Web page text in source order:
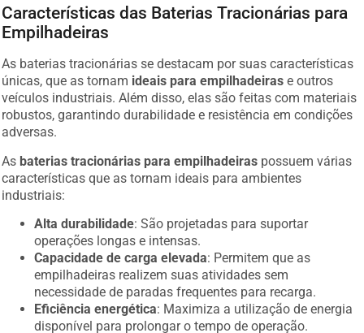
Características das Baterias Tracionárias para
Empilhadeiras
As baterias tracionárias se destacam por suas características
únicas, que as tornam ideais para empilhadeiras e outros
veículos industriais. Além disso, elas são feitas com materiais
robustos, garantindo durabilidade e resistência em condições
adversas.
As baterias tracionárias para empilhadeiras possuem várias
características que as tornam ideais para ambientes
industriais:
Alta durabilidade: São projetadas para suportar
operações longas e intensas.
Capacidade de carga elevada: Permitem que as
empilhadeiras realizem suas atividades sem
necessidade de paradas frequentes para recarga.
Eficiência energética: Maximiza a utilização de energia
disponível para prolongar o tempo de operação.